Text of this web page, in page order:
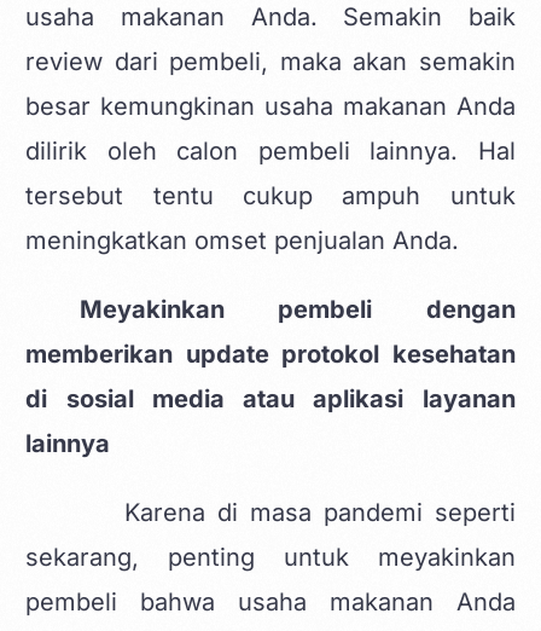
usaha makanan Anda. Semakin baik
review dari pembeli, maka akan semakin
besar kemungkinan usaha makanan Anda
dilirik oleh calon pembeli lainnya. Hal
tersebut tentu cukup ampuh untuk
meningkatkan omset penjualan Anda.
Meyakinkan pembeli dengan
memberikan update protokol kesehatan
di sosial media atau aplikasi layanan
lainnya
Karena di masa pandemi seperti
sekarang, penting untuk meyakinkan
pembeli bahwa usaha makanan Anda